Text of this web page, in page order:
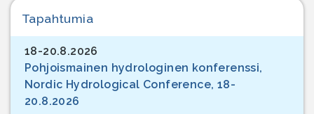
Tapahtumia
18-20.8.2026
Pohjoismainen hydrologinen konferenssi,
Nordic Hydrological Conference, 18-
20.8.2026